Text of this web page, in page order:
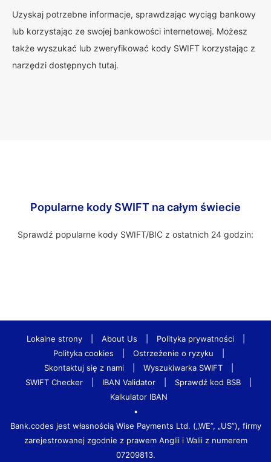
Uzyskaj potrzebne informacje, sprawdzając wyciąg bankowy
lub korzystając ze swojej bankowości internetowej. Możesz
także wyszukać lub zweryfikować kody SWIFT korzystając z
narzędzi dostępnych tutaj.
Popularne kody SWIFT na całym świecie
Sprawdź popularne kody SWIFT/BIC z ostatnich 24 godzin:
Lokalne strony About Us Polityka prywatności
Polityka cookies
Ostrzeżenie o ryzyku
Skontaktuj się z nami
Wyszukiwarka SWIFT
SWIFT Checker
IBAN Validator Sprawdź kod BSB
Kalkulator IBAN
•
Bank.codes jest własnością Wise Payments Ltd. („WE”, „US”), firmy
zarejestrowanej zgodnie z prawem Anglii i Walii z numerem
07209813.